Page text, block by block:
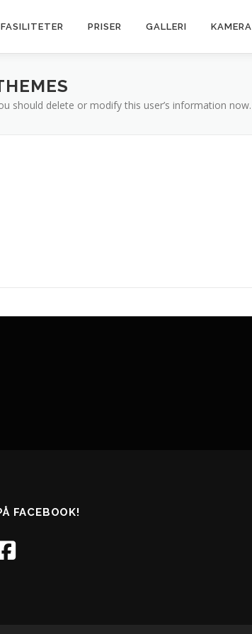
FASILITETER PRISER GALLERI KAMERA
should delete or modify this user’s information now.
FACEBOOK!